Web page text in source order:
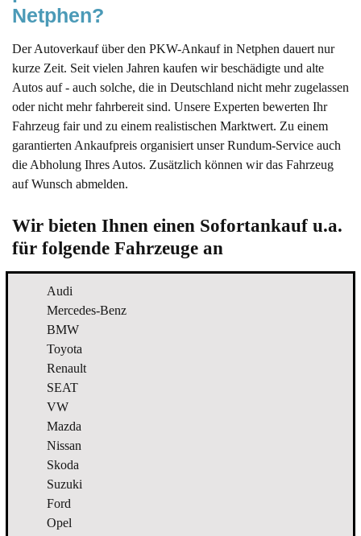
Netphen?
Der Autoverkauf über den PKW-Ankauf in Netphen dauert nur
kurze Zeit. Seit vielen Jahren kaufen wir beschädigte und alte
Autos auf - auch solche, die in Deutschland nicht mehr zugelassen
oder nicht mehr fahrbereit sind. Unsere Experten bewerten Ihr
Fahrzeug fair und zu einem realistischen Marktwert. Zu einem
garantierten Ankaufpreis organisiert unser Rundum-Service auch
die Abholung Ihres Autos. Zusätzlich können wir das Fahrzeug
auf Wunsch abmelden.
Wir bieten Ihnen einen Sofortankauf u.a.
für folgende Fahrzeuge an
Audi
Mercedes-Benz
BMW
Toyota
Renault
SEAT
VW
Mazda
Nissan
Skoda
Suzuki
Ford
Opel